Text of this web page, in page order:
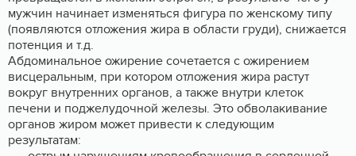
мужчин начинает изменяться фигура по женскому типу
(появляются отложения жира в области груди), снижается
потенция и т.д.
Абдоминальное ожирение сочетается с ожирением
висцеральным, при котором отложения жира растут
вокруг внутренних органов, а также внутри клеток
печени и поджелудочной железы. Это обволакивание
органов жиром может привести к следующим
результатам: